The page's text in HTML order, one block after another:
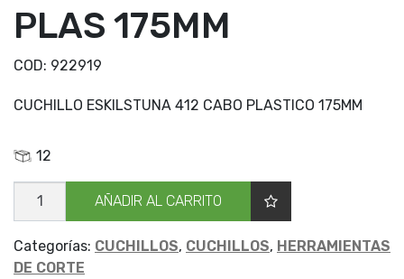
PLAS 175MM
COD: 922919
CUCHILLO ESKILSTUNA 412 CABO PLASTICO 175MM
12
CUCHILLO
ESKILS
412
175MM
cantidad
AÑADIR AL CARRITO
Categorías: CUCHILLOS, CUCHILLOS, HERRAMIENTAS
DE CORTE